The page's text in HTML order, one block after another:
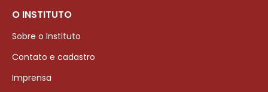
O INSTITUTO
Sobre o Instituto
Contato e cadastro
Imprensa